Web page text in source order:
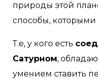
природы этой
способы, которыми
Т.е, у кого есть
Сатурном,
умением ставить